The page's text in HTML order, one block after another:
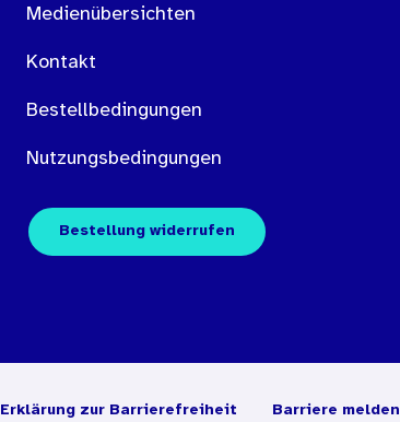
Medienübersichten
Kontakt
Bestellbedingungen
Nutzungsbedingungen
Bestellung widerrufen
Erklärung zur Barrierefreiheit Barriere melden